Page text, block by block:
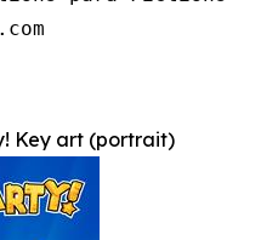
Key art (portrait)